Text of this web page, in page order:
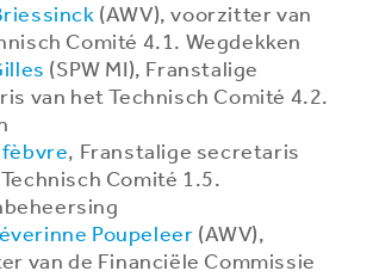
(AWV), voorzitter van
Comité 4.1. Wegdekken
(SPW MI), Franstalige
van het Technisch Comité 4.2.
, Franstalige secretaris
Comité 1.5.
Poupeleer (AWV),
van de Financiële Commissie